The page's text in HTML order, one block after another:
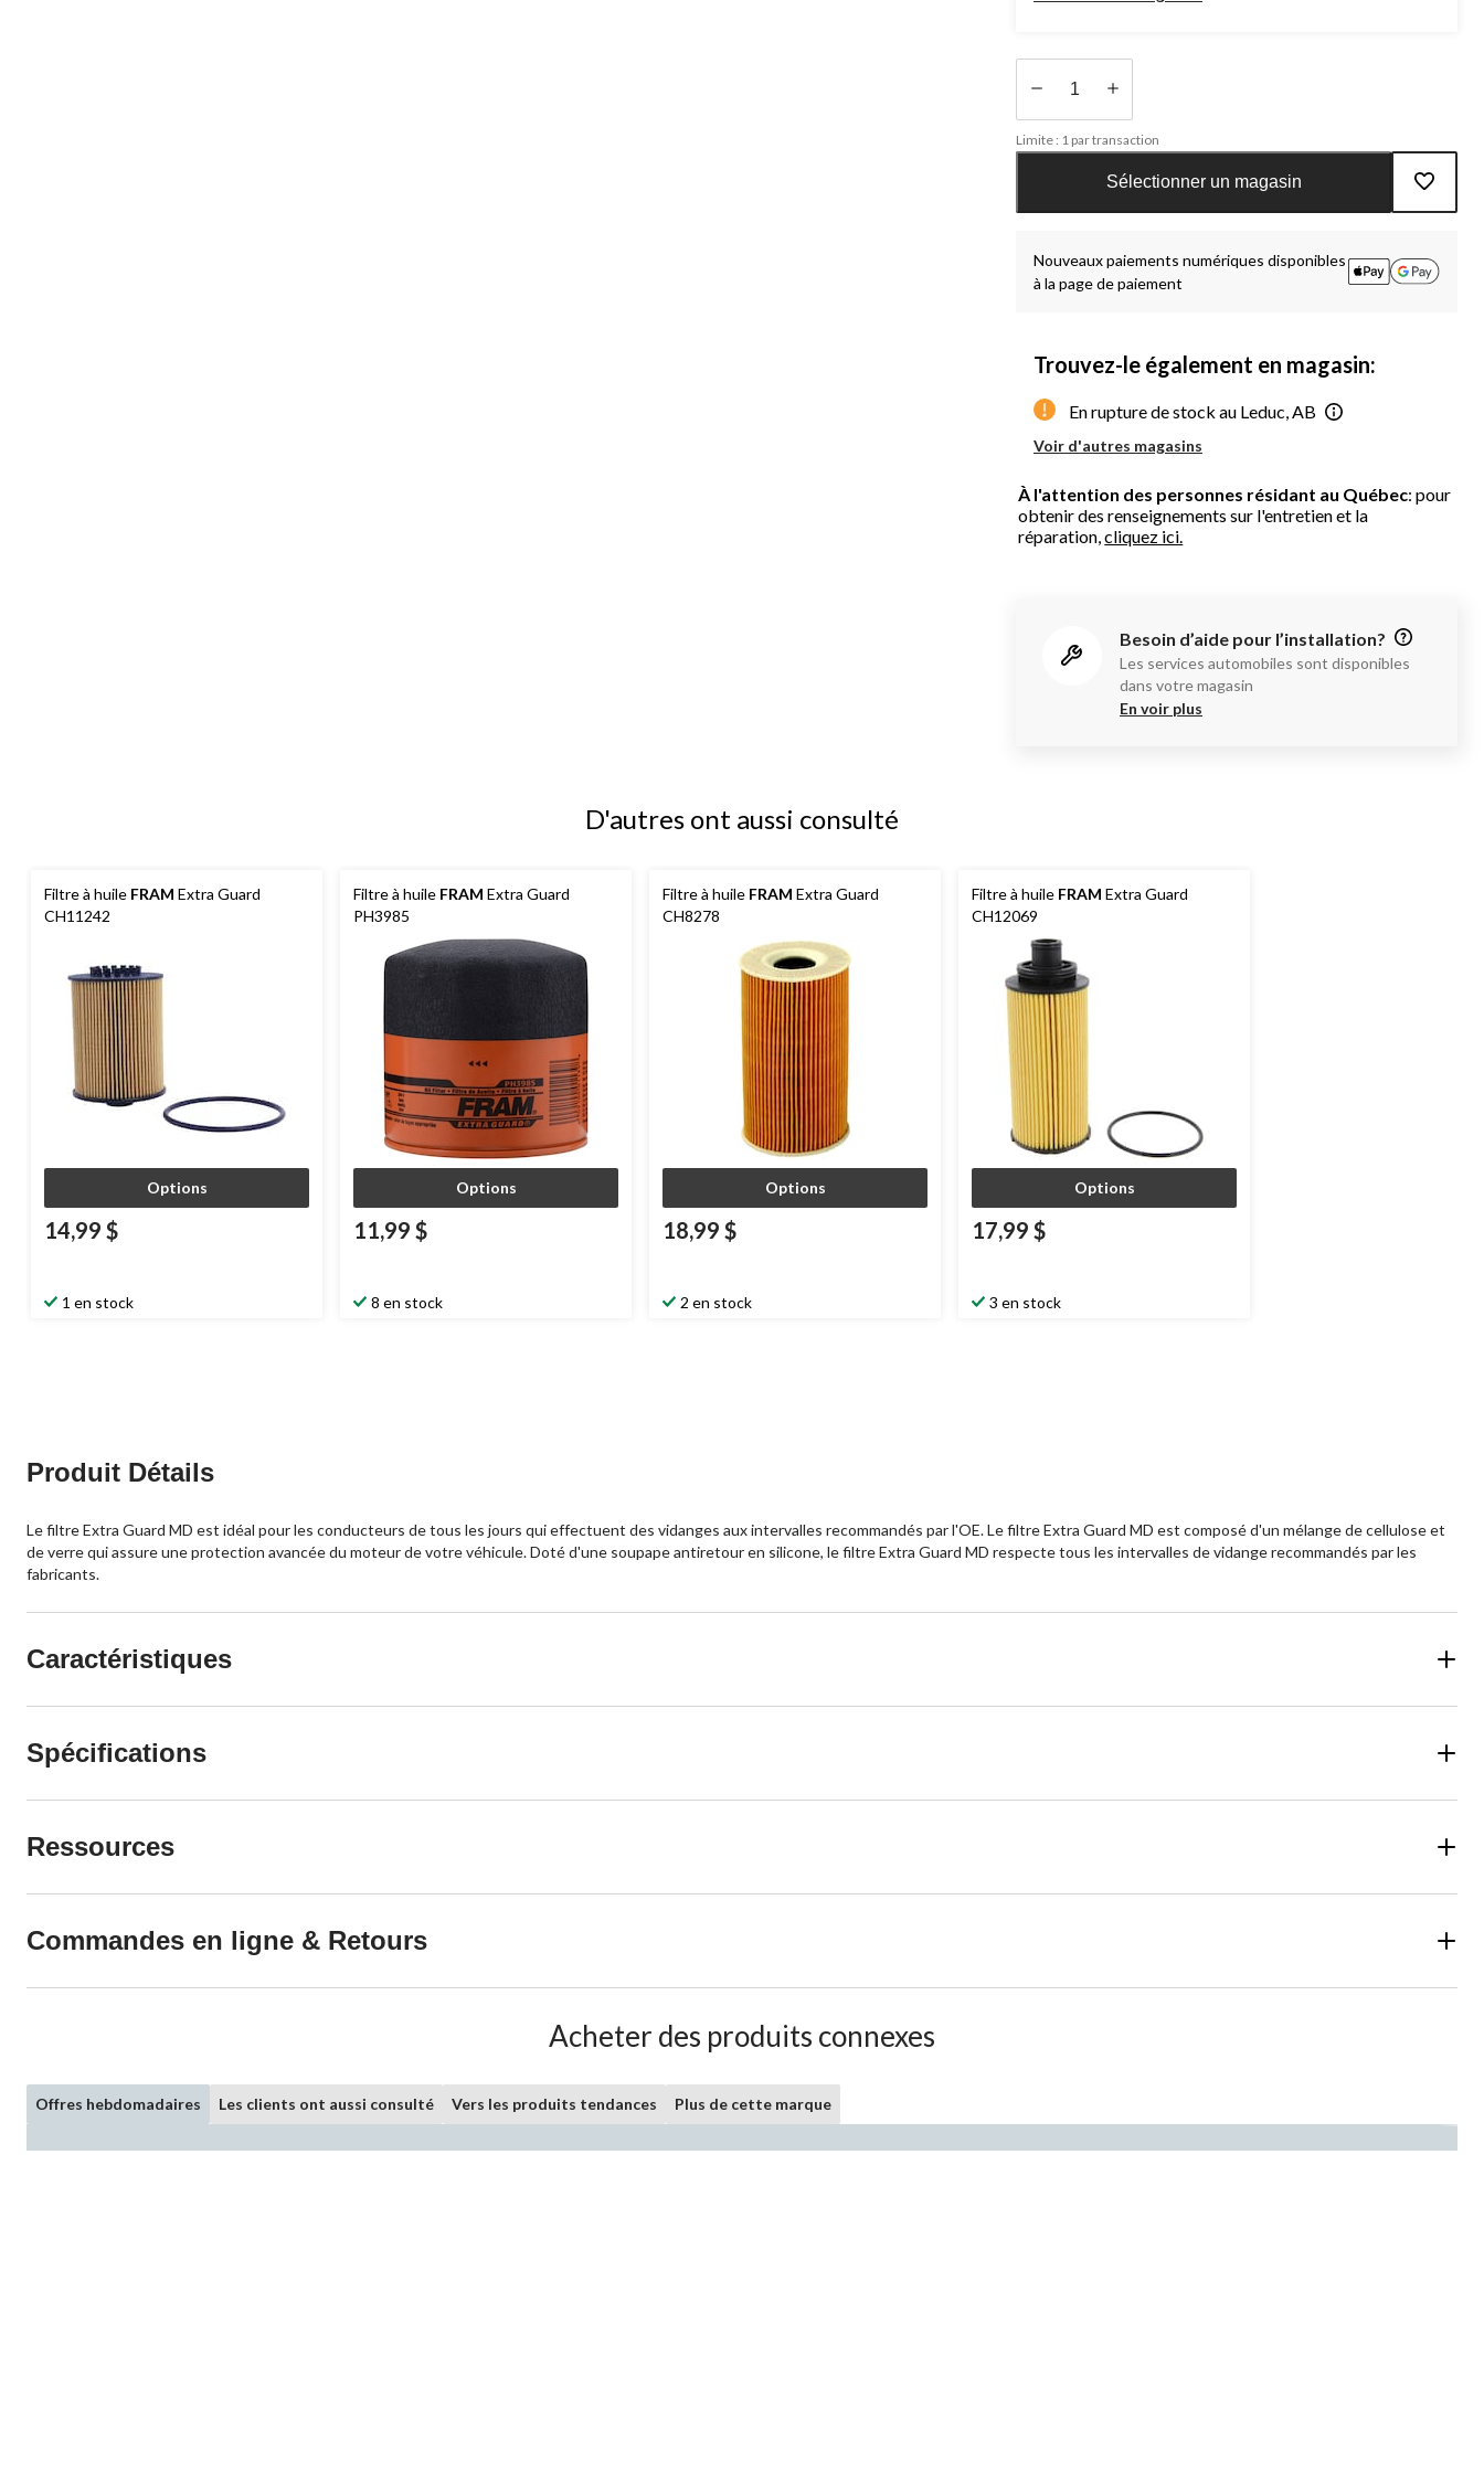
Quantité
mise
à
Limite : 1 par transaction
Sélectionner un magasin
Nouveaux paiements numériques disponibles
à la page de paiement
Trouvez-le également en magasin:
En rupture de stock au Leduc, AB
Voir d'autres magasins
À l'attention des personnes résidant au Québec: pour
obtenir des renseignements sur l'entretien et la
réparation,cliquez ici.
Besoin d’aide pour l’installation?
Les services automobiles sont disponibles
dans votre magasin
En voir plus
D'autres ont aussi consulté
Filtre à huile FRAM Extra Guard
CH11242
Options
14,99 $
1 en stock
Filtre à huile FRAM Extra Guard
PH3985
Options
11,99 $
8 en stock
Filtre à huile FRAM Extra Guard
CH8278
Options
18,99 $
2 en stock
Filtre à huile FRAM Extra Guard
CH12069
Options
17,99 $
3 en stock
Produit Détails
Le filtre Extra Guard MD est idéal pour les conducteurs de tous les jours qui effectuent des vidanges aux intervalles recommandés par l'OE. Le filtre Extra Guard MD est composé d'un mélange de cellulose et
de verre qui assure une protection avancée du moteur de votre véhicule. Doté d'une soupape antiretour en silicone, le filtre Extra Guard MD respecte tous les intervalles de vidange recommandés par les
fabricants.
Caractéristiques
Spécifications
Ressources
Commandes en ligne & Retours
Acheter des produits connexes
Offres hebdomadaires Les clients ont aussi consulté Vers les produits tendances Plus de cette marque